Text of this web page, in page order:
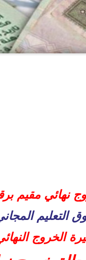
برقم الهوية من موقع
برقم الإقامة
نهائي مقيم
التعليم
الخروج